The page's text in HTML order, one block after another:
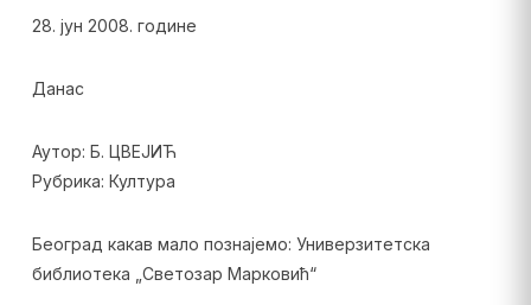
28. јун 2008. године
Данас
Аутор: Б. ЦВЕЈИЋ
Рубрика: Култура
Београд какав мало познајемо: Универзитетска
библиотека „Светозар Марковић“